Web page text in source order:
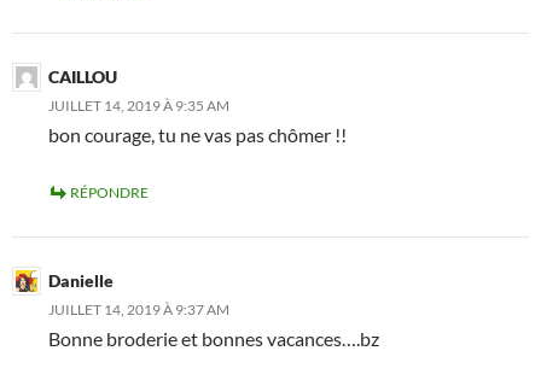
CAILLOU
JUILLET 14, 2019 À 9:35 AM
bon courage, tu ne vas pas chômer !!
RÉPONDRE
Danielle
JUILLET 14, 2019 À 9:37 AM
Bonne broderie et bonnes vacances….bz